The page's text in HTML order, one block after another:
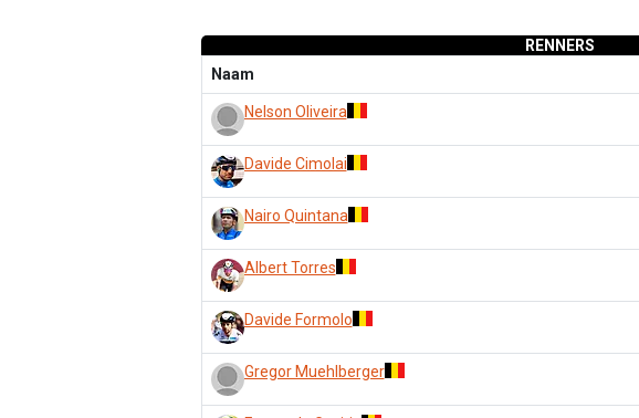
RENNERS
Nelson Oliveira
Davide Cimolai
Nairo Quintana
Albert Torres
Davide Formolo
Gregor Muehlberger
Naam